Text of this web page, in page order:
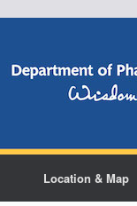
Location & Map